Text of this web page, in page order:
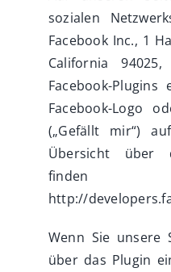
sozialen
Facebook Inc., 1
California
Facebook-
Facebook-Logo
(„Gefällt mir“)
Übersicht über
finden
http://
Wenn Sie unsere
über das Plugin